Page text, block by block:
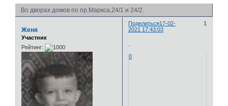
Во дворах домов по пр.Маркса,24/1 и 24/2.
Поделиться 1
17-02-
2021 17:43:03
Женя
Участник
Рейтинг:
0